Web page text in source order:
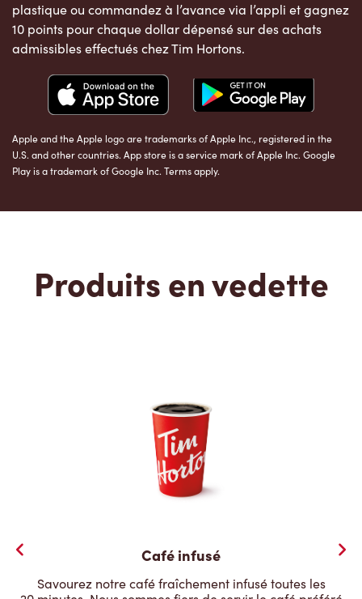
plastique ou commandez à l’avance via l’appli et gagnez
10 points pour chaque dollar dépensé sur des achats
admissibles effectués chez Tim Hortons.
Apple and the Apple logo are trademarks of Apple Inc., registered in the
U.S. and other countries. App store is a service mark of Apple Inc. Google
Play is a trademark of Google Inc. Terms apply.
Produits en vedette
Café infusé
Savourez notre café fraîchement infusé toutes les